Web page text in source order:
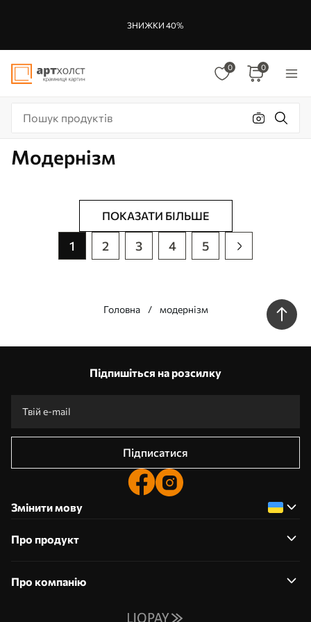
ЗНИЖКИ 40%
0 0
Модернізм
ПОКАЗАТИ БІЛЬШЕ
1 2 3 4 5
Головна модернізм
Виготовлення за індивідуальними розмірами
Промокоди зі знижками до замовлення!
Підпишіться на розсилку
Підписатися
Змінити мову
Про продукт
Про компанію